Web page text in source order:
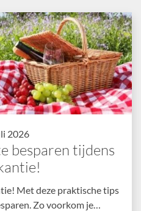
2026
besparen tijdens
Met deze praktische tips
Zo voorkom je…